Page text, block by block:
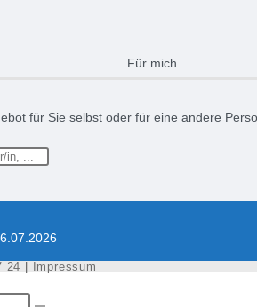
Für mich
für Sie selbst oder für eine andere
24 Impressum